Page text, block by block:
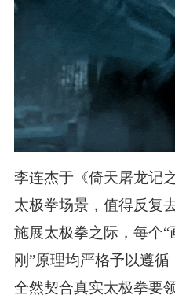
李连杰于《倚天屠龙记
太极拳场景，值得反复
施展太极拳之际，每个
刚”原理均严格予以遵
全然契合真实太极拳要